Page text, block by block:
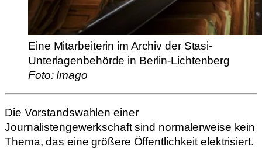
Eine Mitarbeiterin im Archiv der Stasi-
Unterlagenbehörde in Berlin-Lichtenberg
Foto: Imago
Die Vorstandswahlen einer
Journalistengewerkschaft sind normalerweise kein
Thema, das eine größere Öffentlichkeit elektrisiert.